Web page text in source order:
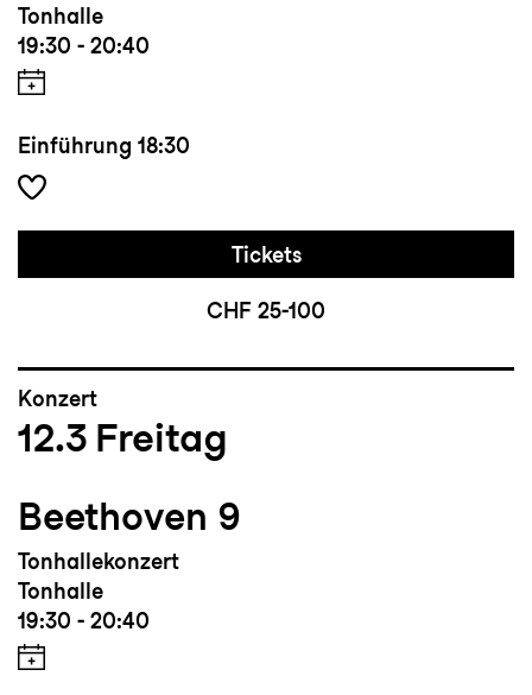
Tonhalle
19:30 - 20:40
Einführung 18:30
Tickets
CHF 25-100
Konzert
12.3 Freitag
Beethoven 9
Tonhallekonzert
Tonhalle
19:30 - 20:40